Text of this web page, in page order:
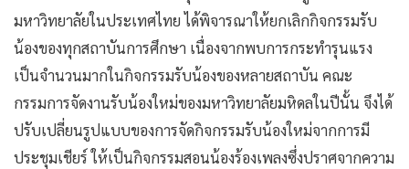
มหาวิทยาลัยในประเทศไทย ได้พิจารณาให้ยกเลิกกิจกรรมรับ
น้องของทุกสถาบันการศึกษา เนื่องจากพบการกระทำรุนแรง
เป็นจำนวนมากในกิจกรรมรับน้องของหลายสถาบัน คณะ
กรรมการจัดงานรับน้องใหม่ของมหาวิทยาลัยมหิดลในปีนั้น จึงได้
ปรับเปลี่ยนรูปแบบของการจัดกิจกรรมรับน้องใหม่จากการมี
ประชุมเชียร์ ให้เป็นกิจกรรมสอนน้องร้องเพลงซึ่งปราศจากความ